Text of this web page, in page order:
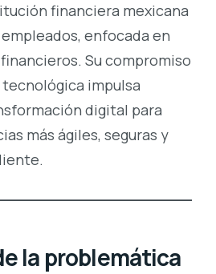
financiera mexicana
enfocada en
Su compromiso
impulsa
digital para
más ágiles, seguras y
la problemática